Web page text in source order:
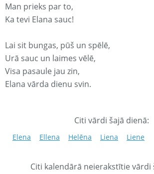
Man prieks par to,
Ka tevi Elana sauc!
Lai sit bungas, pūš un spēlē,
Urā sauc un laimes vēlē,
Visa pasaule jau zin,
Elana vārda dienu svin.
Citi vārdi šajā dienā:
Elena Ellena Helēna Liena Liene
Citi kalendārā neierakstītie vārdi